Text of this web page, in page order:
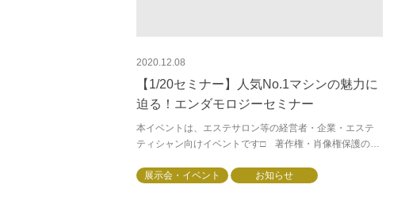
2020.12.08
【1/20セミナー】人気No.1マシンの魅力に
迫る！エンダモロジーセミナー
本イベントは、エステサロン等の経営者・企業・エステ
ティシャン向けイベントです□ 著作権・肖像権保護の
いただきます。□機器メーカー、ディーラーを...
展示会・イベント お知らせ